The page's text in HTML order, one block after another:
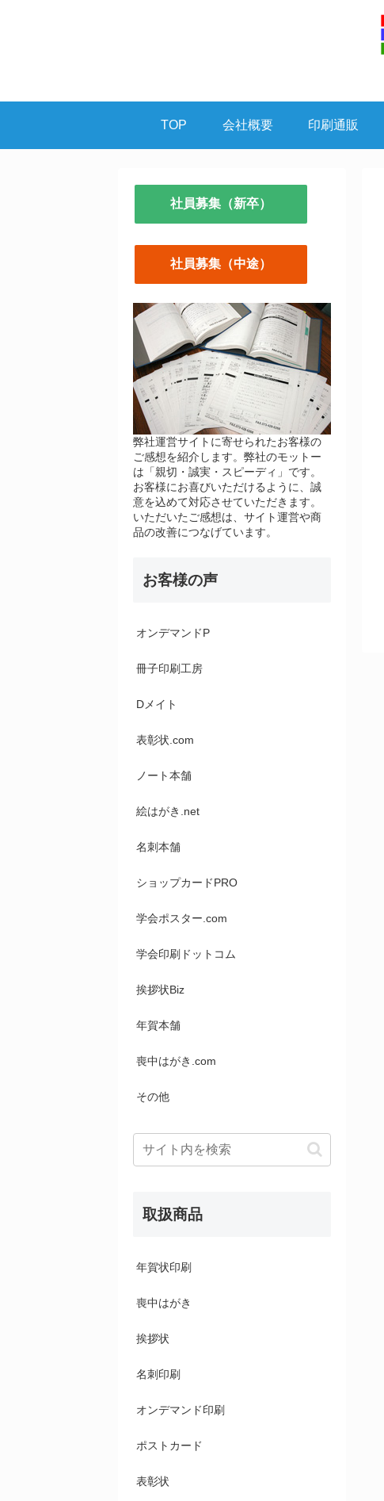
TOP 会社概要 印刷通販
社員募集（新卒）
社員募集（中途）
弊社運営サイトに寄せられたお客様の
ご感想を紹介します。弊社のモットー
は「親切・誠実・スピーディ」です。
お客様にお喜びいただけるように、誠
意を込めて対応させていただきます。
いただいたご感想は、サイト運営や商
品の改善につなげています。
お客様の声
オンデマンドP
冊子印刷工房
Dメイト
表彰状.com
ノート本舗
絵はがき.net
名刺本舗
ショップカードPRO
学会ポスター.com
学会印刷ドットコム
挨拶状Biz
年賀本舗
喪中はがき.com
その他
取扱商品
年賀状印刷
喪中はがき
挨拶状
名刺印刷
オンデマンド印刷
ポストカード
表彰状